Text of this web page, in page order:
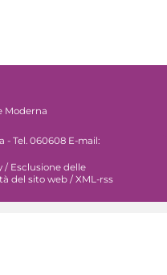
Moderna
- Tel. 060608 E-mail:
/ Esclusione delle
del sito web / XML-rss